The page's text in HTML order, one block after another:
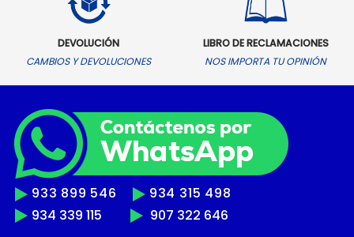
DEVOLUCIÓN
CAMBIOS Y DEVOLUCIONES
LIBRO DE RECLAMACIONES
NOS IMPORTA TU OPINIÓN
933 899 546
934 315 498
934 339 115
907 322 646